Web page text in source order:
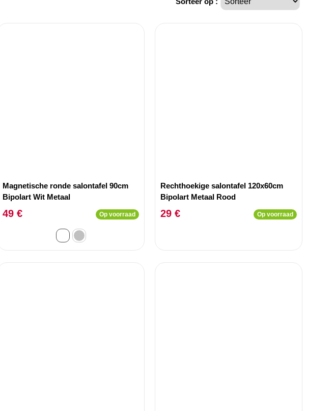
Magnetische ronde salontafel 90cm
Bipolart Wit Metaal
49 € Op voorraad
Rechthoekige salontafel 120x60cm
Bipolart Metaal Rood
29 € Op voorraad